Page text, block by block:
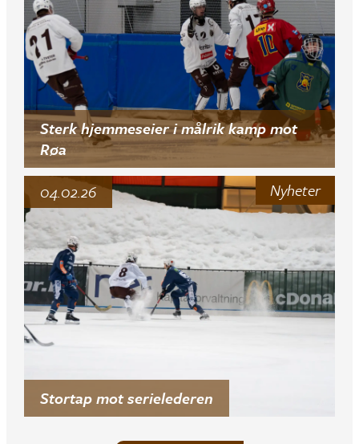
Sterk hjemmeseier i målrik kamp mot
Røa
Nyheter
Stortap mot serielederen
04.02.26